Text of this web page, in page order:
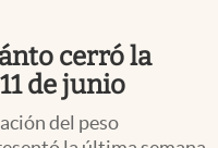
cerró la
de junio
del peso